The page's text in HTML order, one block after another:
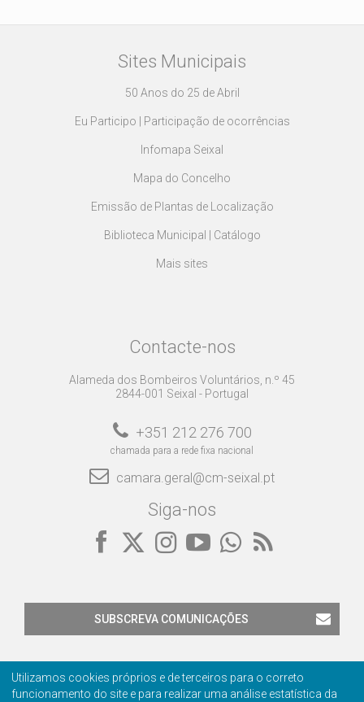
Sites Municipais
50 Anos do 25 de Abril
Eu Participo | Participação de ocorrências
Infomapa Seixal
Mapa do Concelho
Emissão de Plantas de Localização
Biblioteca Municipal | Catálogo
Mais sites
Contacte-nos
Alameda dos Bombeiros Voluntários, n.º 45
2844-001 Seixal - Portugal
+351 212 276 700
chamada para a rede fixa nacional
camara.geral@cm-seixal.pt
Siga-nos
SUBSCREVA COMUNICAÇÕES
Utilizamos cookies próprios e de terceiros para o correto
funcionamento do site e para realizar uma análise estatística da